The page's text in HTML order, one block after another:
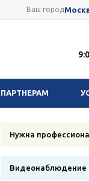
Ваш город
ПАРТНЕРАМ
Нужна
Видеонаблюдение